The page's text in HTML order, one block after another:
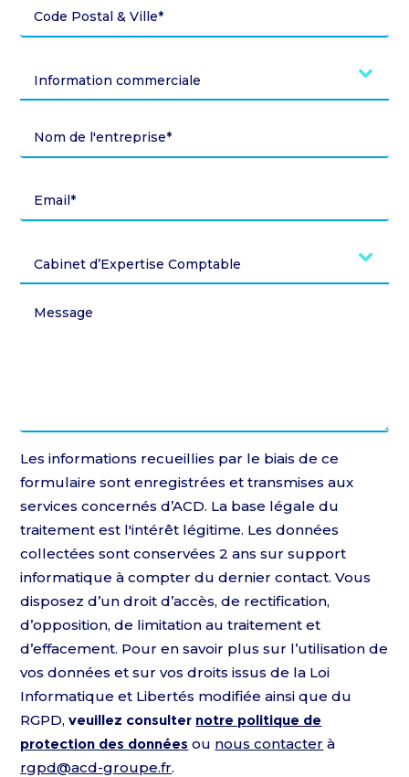
Information commerciale
Cabinet d’Expertise Comptable
Les informations recueillies par le biais de ce
formulaire sont enregistrées et transmises aux
services concernés d’ACD. La base légale du
traitement est l'intérêt légitime. Les données
collectées sont conservées 2 ans sur support
informatique à compter du dernier contact. Vous
disposez d’un droit d’accès, de rectification,
d’opposition, de limitation au traitement et
d’effacement. Pour en savoir plus sur l’utilisation de
vos données et sur vos droits issus de la Loi
Informatique et Libertés modifiée ainsi que du
RGPD,veuillez consulter notre politique de
protection des données ou nous contacter à
rgpd@acd-groupe.fr.